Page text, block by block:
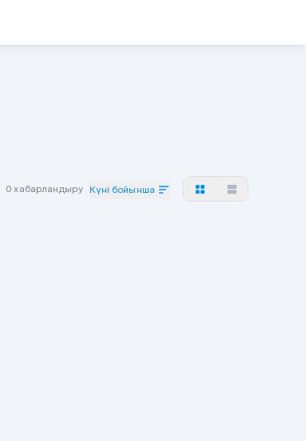
0 хабарландыру Күні бойынша